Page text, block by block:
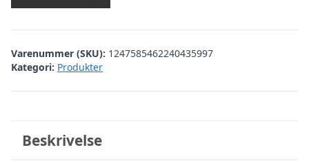
Varenummer (SKU): 1247585462240435997
Kategori: Produkter
Beskrivelse